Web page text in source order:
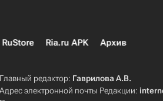
Ria.ru APK Архив
Главный редактор: Гаврилова А.В.
Адрес электронной почты Редакции: